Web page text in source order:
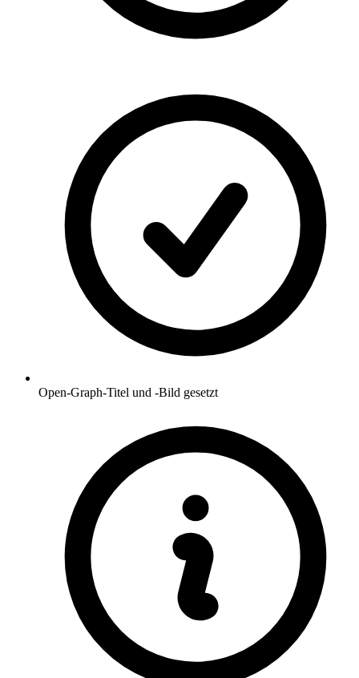
Open-Graph-Titel und -Bild gesetzt